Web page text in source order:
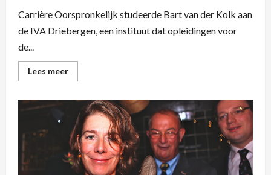
Carrière Oorspronkelijk studeerde Bart van der Kolk aan
de IVA Driebergen, een instituut dat opleidingen voor
de...
Lees meer